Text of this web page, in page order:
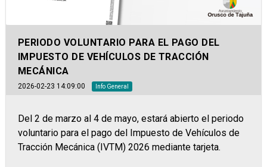
PERIODO VOLUNTARIO PARA EL PAGO DEL
IMPUESTO DE VEHÍCULOS DE TRACCIÓN
MECÁNICA
2026-02-23 14:09:00 Info General
Del 2 de marzo al 4 de mayo, estará abierto el periodo
voluntario para el pago del Impuesto de Vehículos de
Tracción Mecánica (IVTM) 2026 mediante tarjeta.